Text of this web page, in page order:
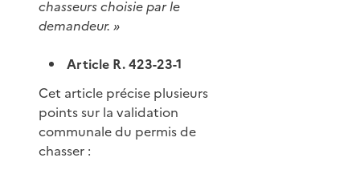
chasseurs choisie par le
demandeur. »
Article R. 423-23-1
Cet article précise plusieurs
points sur la validation
communale du permis de
chasser :